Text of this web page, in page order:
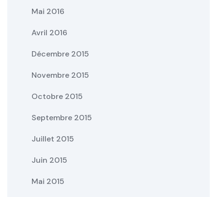
Mai 2016
Avril 2016
Décembre 2015
Novembre 2015
Octobre 2015
Septembre 2015
Juillet 2015
Juin 2015
Mai 2015